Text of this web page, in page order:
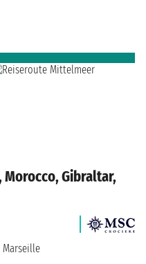
Gibraltar,
Marseille